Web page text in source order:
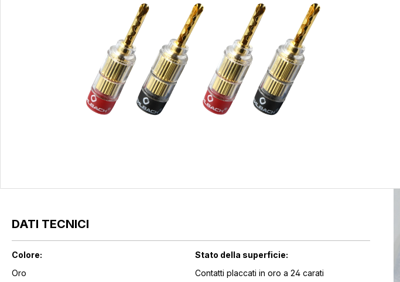
DATI TECNICI
Colore:
Oro
Stato della superficie:
Contatti placcati in oro a 24 carati